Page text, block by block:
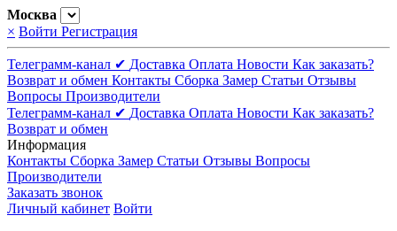
Москва
× Войти Регистрация
Телеграмм-канал ✔ Доставка Оплата Новости Как заказать?
Возврат и обмен Контакты Сборка Замер Статьи Отзывы
Вопросы Производители
Телеграмм-канал ✔ Доставка Оплата Новости Как заказать?
Возврат и обмен
Информация
Контакты Сборка Замер Статьи Отзывы Вопросы
Производители
Заказать звонок
Личный кабинет Войти